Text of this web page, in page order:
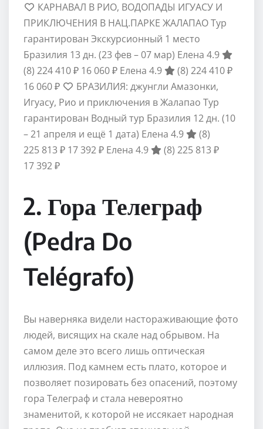
КАРНАВАЛ В РИО, ВОДОПАДЫ ИГУАСУ И
ПРИКЛЮЧЕНИЯ В НАЦ.ПАРКЕ ЖАЛАПАО Тур
гарантирован Экскурсионный 1 место
Бразилия 13 дн. (23 фев – 07 мар) Елена 4.9
(8) 224 410 ₽ 16 060 ₽ Елена 4.9 (8) 224 410 ₽
16 060 ₽
БРАЗИЛИЯ: джунгли Амазонки,
Игуасу, Рио и приключения в Жалапао Тур
гарантирован Водный тур Бразилия 12 дн. (10
– 21 апреля и ещё 1 дата) Елена 4.9
(8)
225 813 ₽ 17 392 ₽ Елена 4.9 (8) 225 813 ₽
17 392 ₽
2. Гора Телеграф
(Pedra Do
Telégrafo)
Вы наверняка видели настораживающие фото
людей, висящих на скале над обрывом. На
самом деле это всего лишь оптическая
иллюзия. Под камнем есть плато, которое и
позволяет позировать без опасений, поэтому
гора Телеграф и стала невероятно
знаменитой, к которой не иссякает народная